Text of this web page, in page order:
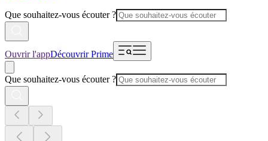
Que souhaitez-vous écouter ?
Ouvrir l'appDécouvrir Prime
Que souhaitez-vous écouter ?